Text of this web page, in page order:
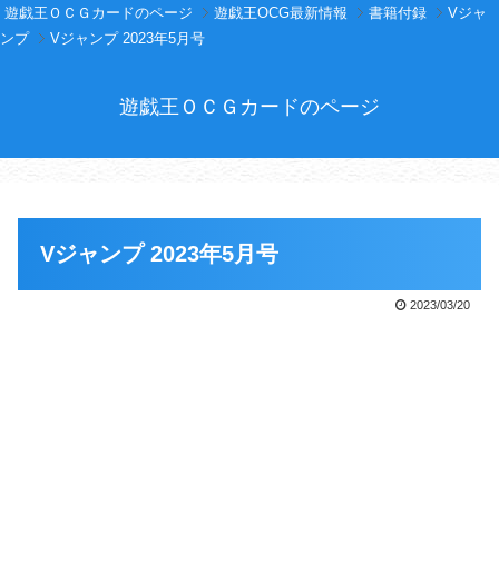
遊戯王ＯＣＧカードのページ 遊戯王OCG最新情報 書籍付録
Vジャ
ンプ
Vジャンプ 2023年5月号
遊戯王ＯＣＧカードのページ
Vジャンプ 2023年5月号
2023/03/20